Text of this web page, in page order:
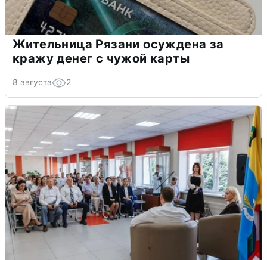
Жительница Рязани осуждена за
кражу денег с чужой карты
8 августа 2